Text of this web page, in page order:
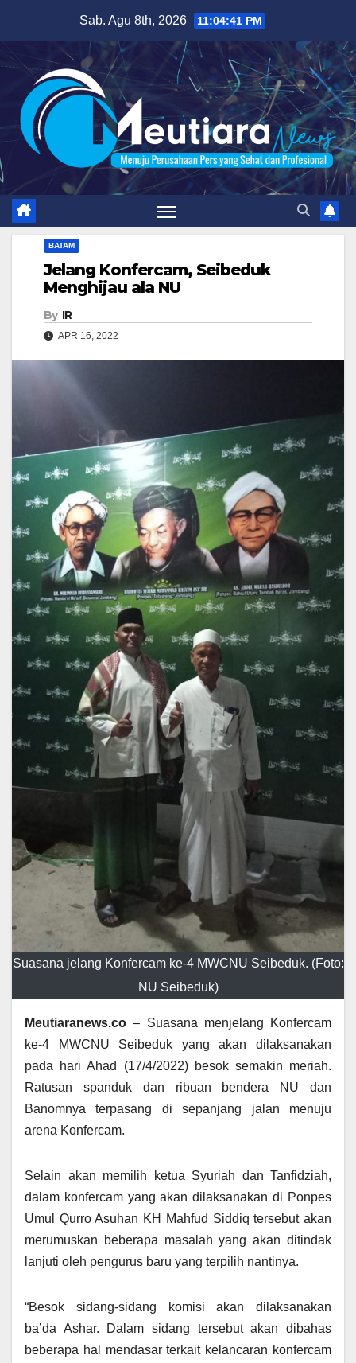
content
Sab. Agu 8th, 2026 11:04:42 PM
BATAM
Jelang Konfercam, Seibeduk
Menghijau ala NU
By IR
APR 16, 2022
Suasana jelang Konfercam ke-4 MWCNU Seibeduk. (Foto:
NU Seibeduk)
Meutiaranews.co – Suasana menjelang Konfercam
ke-4 MWCNU Seibeduk yang akan dilaksanakan
pada hari Ahad (17/4/2022) besok semakin meriah.
Ratusan spanduk dan ribuan bendera NU dan
Banomnya terpasang di sepanjang jalan menuju
arena Konfercam.
Selain akan memilih ketua Syuriah dan Tanfidziah,
dalam konfercam yang akan dilaksanakan di Ponpes
Umul Qurro Asuhan KH Mahfud Siddiq tersebut akan
merumuskan beberapa masalah yang akan ditindak
lanjuti oleh pengurus baru yang terpilih nantinya.
“Besok sidang-sidang komisi akan dilaksanakan
ba’da Ashar. Dalam sidang tersebut akan dibahas
beberapa hal mendasar terkait kelancaran konfercam